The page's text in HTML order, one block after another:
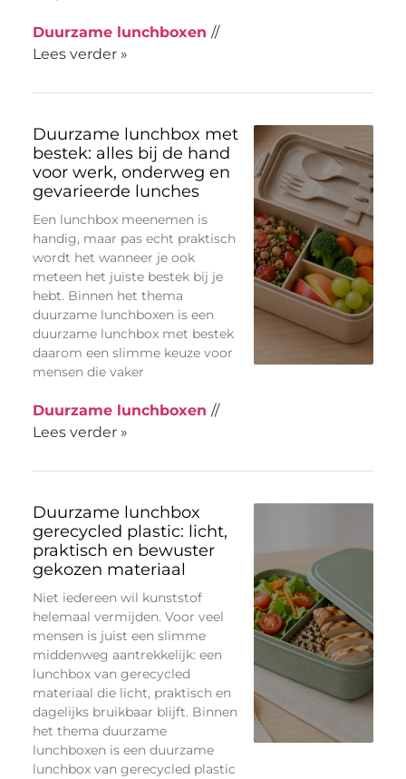
Duurzame lunchboxen //
Lees verder »
Duurzame lunchbox met
bestek: alles bij de hand
voor werk, onderweg en
gevarieerde lunches
Een lunchbox meenemen is
handig, maar pas echt praktisch
wordt het wanneer je ook
meteen het juiste bestek bij je
hebt. Binnen het thema
duurzame lunchboxen is een
duurzame lunchbox met bestek
daarom een slimme keuze voor
mensen die vaker
Duurzame lunchboxen //
Lees verder »
Duurzame lunchbox
gerecycled plastic: licht,
praktisch en bewuster
gekozen materiaal
Niet iedereen wil kunststof
helemaal vermijden. Voor veel
mensen is juist een slimme
middenweg aantrekkelijk: een
lunchbox van gerecycled
materiaal die licht, praktisch en
dagelijks bruikbaar blijft. Binnen
het thema duurzame
lunchboxen is een duurzame
lunchbox van gerecycled plastic